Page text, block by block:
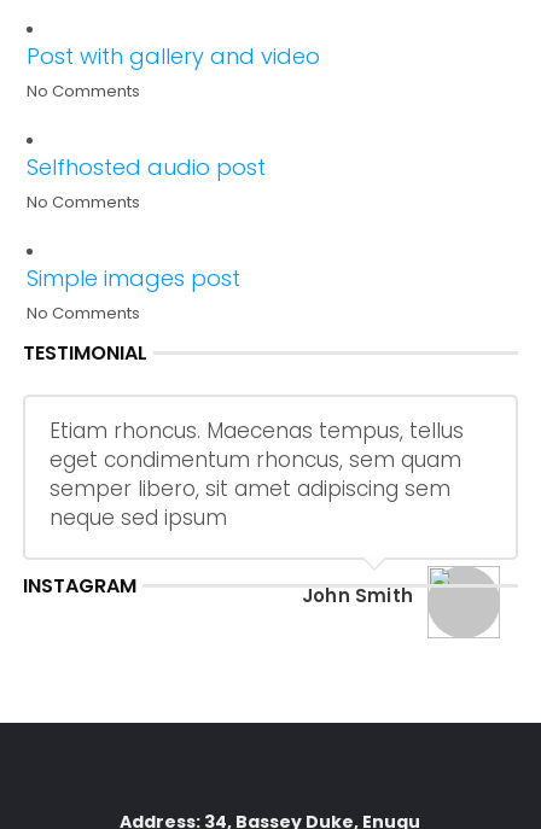
Post with gallery and video
No Comments
Selfhosted audio post
No Comments
Simple images post
No Comments
TESTIMONIAL
Etiam rhoncus. Maecenas tempus, tellus
eget condimentum rhoncus, sem quam
semper libero, sit amet adipiscing sem
neque sed ipsum
John Smith
INSTAGRAM
Address: 34, Bassey Duke, Enugu